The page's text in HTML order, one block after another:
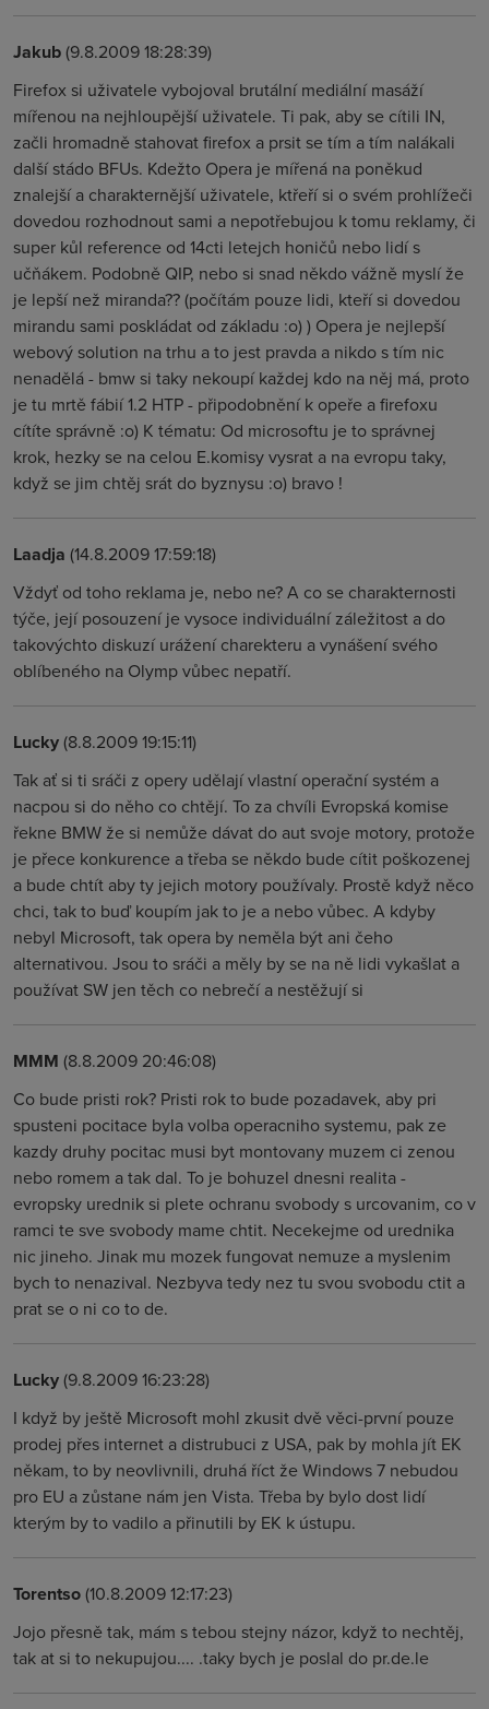
Jakub(9.8.2009 18:28:39)
Firefox si uživatele vybojoval brutální mediální masáží
mířenou na nejhloupější uživatele. Ti pak, aby se cítili IN,
začli hromadně stahovat firefox a prsit se tím a tím nalákali
další stádo BFUs. Kdežto Opera je mířená na poněkud
znalejší a charakternější uživatele, ktřeří si o svém prohlížeči
dovedou rozhodnout sami a nepotřebujou k tomu reklamy, či
super kůl reference od 14cti letejch honičů nebo lidí s
učňákem. Podobně QIP, nebo si snad někdo vážně myslí že
je lepší než miranda?? (počítám pouze lidi, kteří si dovedou
mirandu sami poskládat od základu :o) ) Opera je nejlepší
webový solution na trhu a to jest pravda a nikdo s tím nic
nenadělá - bmw si taky nekoupí každej kdo na něj má, proto
je tu mrtě fábií 1.2 HTP - připodobnění k opeře a firefoxu
cítíte správně :o) K tématu: Od microsoftu je to správnej
krok, hezky se na celou E.komisy vysrat a na evropu taky,
když se jim chtěj srát do byznysu :o) bravo !
Laadja (14.8.2009 17:59:18)
Vždyť od toho reklama je, nebo ne? A co se charakternosti
týče, její posouzení je vysoce individuální záležitost a do
takovýchto diskuzí urážení charekteru a vynášení svého
oblíbeného na Olymp vůbec nepatří.
Lucky(8.8.2009 19:15:11)
Tak ať si ti sráči z opery udělají vlastní operační systém a
nacpou si do něho co chtějí. To za chvíli Evropská komise
řekne BMW že si nemůže dávat do aut svoje motory, protože
je přece konkurence a třeba se někdo bude cítit poškozenej
a bude chtít aby ty jejich motory používaly. Prostě když něco
chci, tak to buď koupím jak to je a nebo vůbec. A kdyby
nebyl Microsoft, tak opera by neměla být ani čeho
alternativou. Jsou to sráči a měly by se na ně lidi vykašlat a
používat SW jen těch co nebrečí a nestěžují si
MMM (8.8.2009 20:46:08)
Co bude pristi rok? Pristi rok to bude pozadavek, aby pri
spusteni pocitace byla volba operacniho systemu, pak ze
kazdy druhy pocitac musi byt montovany muzem ci zenou
nebo romem a tak dal. To je bohuzel dnesni realita -
evropsky urednik si plete ochranu svobody s urcovanim, co v
ramci te sve svobody mame chtit. Necekejme od urednika
nic jineho. Jinak mu mozek fungovat nemuze a myslenim
bych to nenazival. Nezbyva tedy nez tu svou svobodu ctit a
prat se o ni co to de.
Lucky(9.8.2009 16:23:28)
I když by ještě Microsoft mohl zkusit dvě věci-první pouze
prodej přes internet a distrubuci z USA, pak by mohla jít EK
někam, to by neovlivnili, druhá říct že Windows 7 nebudou
pro EU a zůstane nám jen Vista. Třeba by bylo dost lidí
kterým by to vadilo a přinutili by EK k ústupu.
Torentso(10.8.2009 12:17:23)
Jojo přesně tak, mám s tebou stejny názor, když to nechtěj,
tak at si to nekupujou.... .taky bych je poslal do pr.de.le